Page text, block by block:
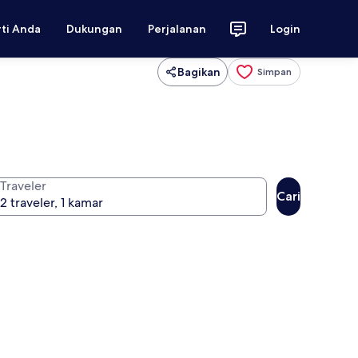
Anda Dukungan Perjalanan Login
Bagikan Simpan
Traveler
Cari